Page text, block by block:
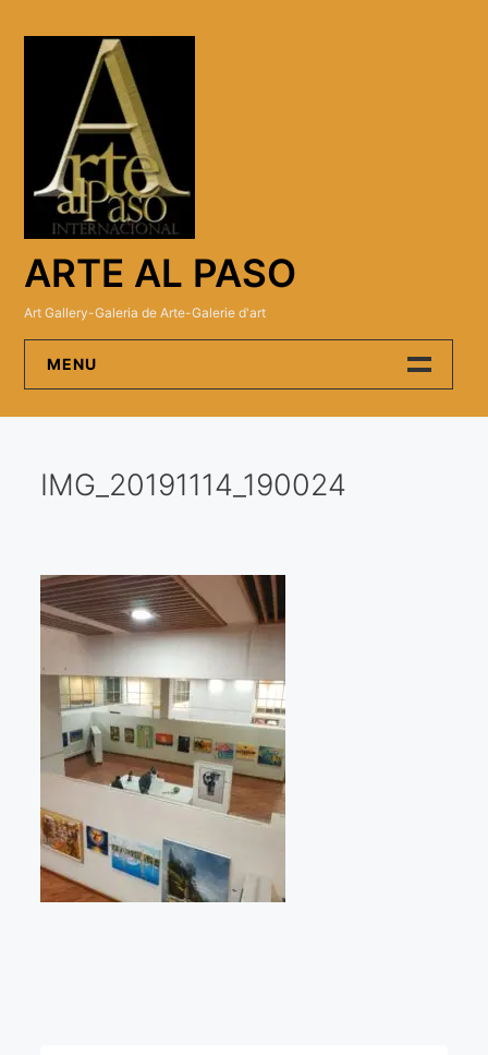
ARTE AL PASO
Art Gallery-Galeria de Arte-Galerie d'art
MENU
Artistas
Visitas a los ateliers o talleres de artistas
Presse
Qué dicen de nosotros?
Aviso legal
Política de cookies
Expositions
Bruit de gommettes Paris 2025
IMG_20191114_190024